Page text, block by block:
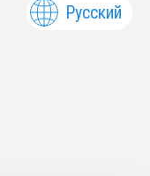
Русский